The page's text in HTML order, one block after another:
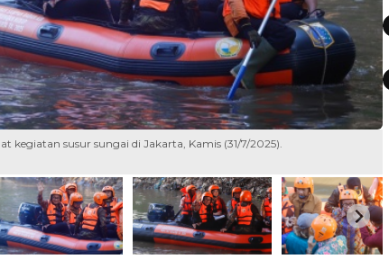
susur sungai di Jakarta, Kamis (31/7/2025).